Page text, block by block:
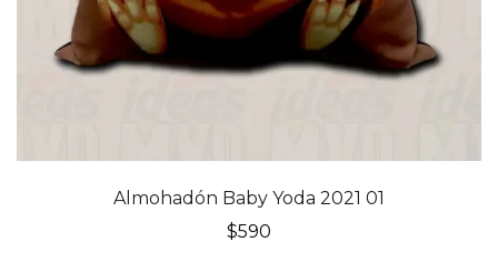
Almohadón Baby Yoda 2021 01
$590